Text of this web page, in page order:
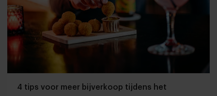
4 tips voor meer bijverkoop tijdens het